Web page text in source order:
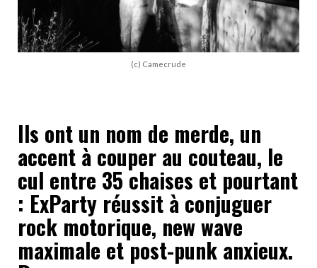
(c) Camecrude
Ils ont un nom de merde, un
accent à couper au couteau, le
cul entre 35 chaises et pourtant
: ExParty réussit à conjuguer
rock motorique, new wave
maximale et post-punk anxieux.